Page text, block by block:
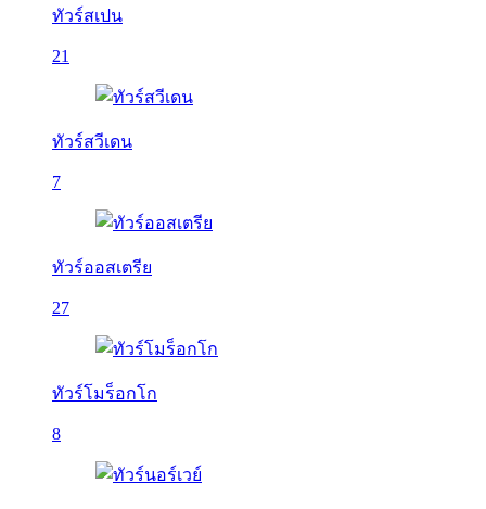
ทัวร์สเปน
21
ทัวร์สวีเดน
7
ทัวร์ออสเตรีย
27
ทัวร์โมร็อกโก
8